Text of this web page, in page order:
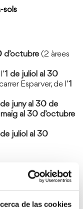
de las cookies
sols
d’octubre (2 àrees
1 de juliol al 30
Esparver, de l’1
juny al 30 de
al 30 d’octubre
juliol al 30
30 de setembre(al